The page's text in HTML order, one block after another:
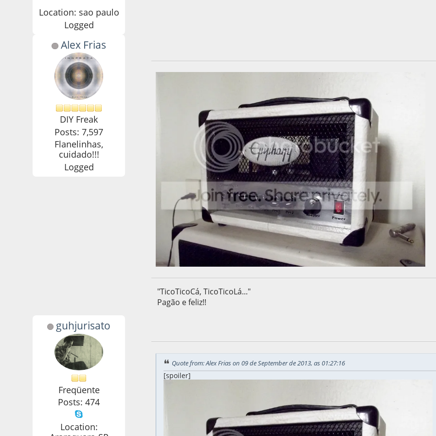
Location: sao paulo
Logged
Alex Frias
DIY Freak
Posts: 7,597
Flanelinhas,
cuidado!!!
Logged
"TicoTicoCá, TicoTicoLá..."
Pagão e feliz!!
guhjurisato
Freqüente
Posts: 474
Location:
Quote from: Alex Frias on 09 de September de 2013, as 01:27:16
[spoiler]